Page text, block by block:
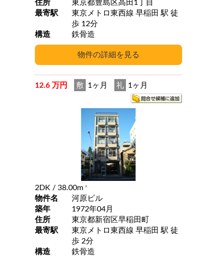
住所
東京都豊島区高田1丁目
最寄駅
東京メトロ東西線 早稲田 駅 徒
歩 12分
構造
鉄骨造
12.6 万円 敷 1ヶ月 礼 1ヶ月
2DK / 38.00m 2
物件名
河原ビル
築年
1972年04月
住所
東京都新宿区早稲田町
最寄駅
東京メトロ東西線 早稲田 駅 徒
歩 2分
構造
鉄骨造